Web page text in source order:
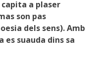
capita a plaser
son pas
dels sens). Amb
suauda dins sa